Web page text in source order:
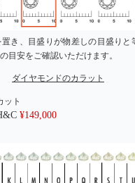
き、目盛りが物差しの目盛りと
目安をご確認いただけます。
ダイヤモンドのカラット
ット
¥149,000